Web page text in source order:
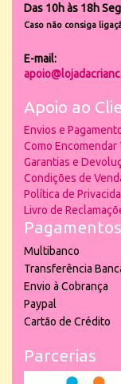
Das 10h às 18h
Caso não consiga
E-mail:
Apoio ao
Envios e
Como Encomendar
Garantias e
Condições de
Política de
Livro de
Pagamentos
Multibanco
Transferência
Envio à Cobrança
Paypal
Cartão de Crédito
Parcerias